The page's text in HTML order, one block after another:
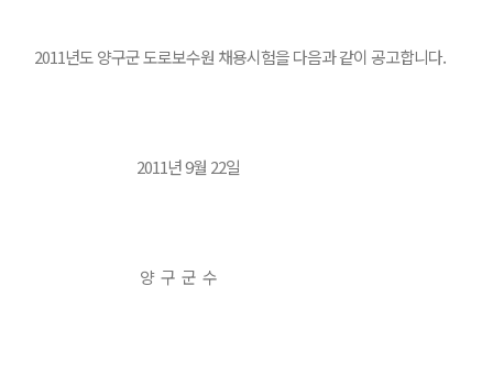
2011년도 양구군 도로보수원 채용시험을 다음과 같이 공고합니다.
2011년 9월 22일
양 구 군 수